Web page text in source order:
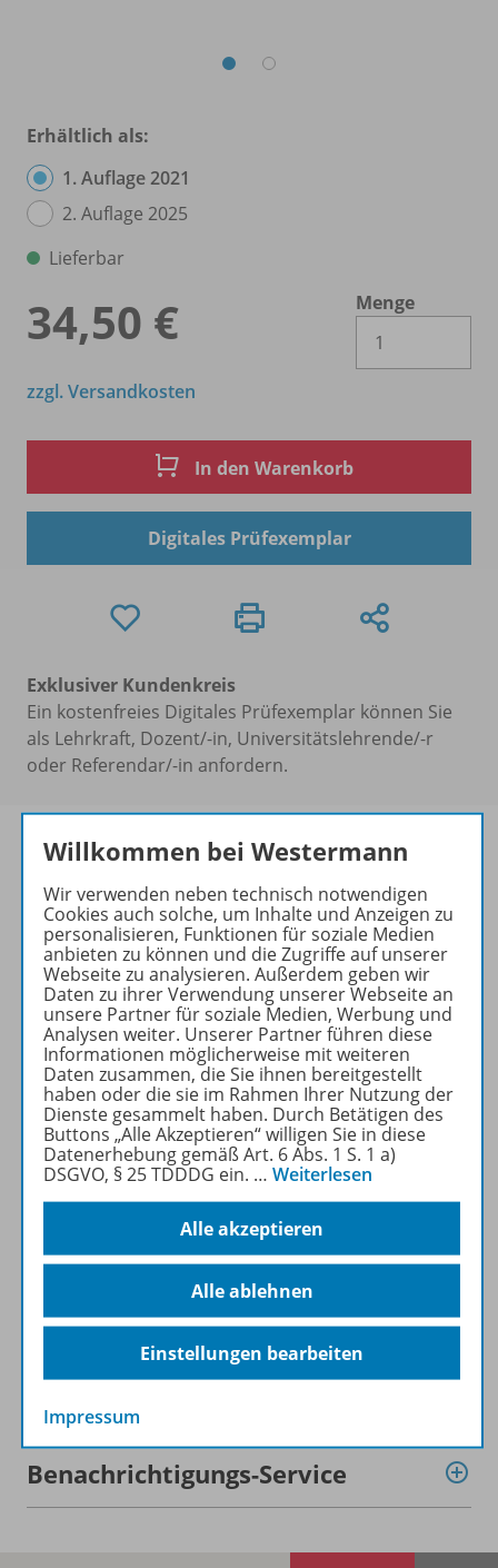
Erhältlich als:
1. Auflage 2021
2. Auflage 2025
Lieferbar
34,50 €
Menge
zzgl. Versandkosten
In den Warenkorb
Digitales Prüfexemplar
Exklusiver Kundenkreis
Ein kostenfreies Digitales Prüfexemplar können Sie
als Lehrkraft, Dozent/-in, Universitätslehrende/-r
oder Referendar/-in anfordern.
Passend dazu:
Produktinformationen
Beschreibung
Zugehörige Produkte
Digitale Unterrichtsmaterialien
Benachrichtigungs-Service
Willkommen bei Westermann
Wir verwenden neben technisch notwendigen
Cookies auch solche, um Inhalte und Anzeigen zu
personalisieren, Funktionen für soziale Medien
anbieten zu können und die Zugriffe auf unserer
Webseite zu analysieren. Außerdem geben wir
Daten zu ihrer Verwendung unserer Webseite an
unsere Partner für soziale Medien, Werbung und
Analysen weiter. Unserer Partner führen diese
Informationen möglicherweise mit weiteren
Daten zusammen, die Sie ihnen bereitgestellt
haben oder die sie im Rahmen Ihrer Nutzung der
Dienste gesammelt haben. Durch Betätigen des
Buttons „Alle Akzeptieren“ willigen Sie in diese
Datenerhebung gemäß Art. 6 Abs. 1 S. 1 a)
DSGVO, § 25 TDDDG ein. … Weiterlesen
Alle akzeptieren
Alle ablehnen
Einstellungen bearbeiten
Impressum